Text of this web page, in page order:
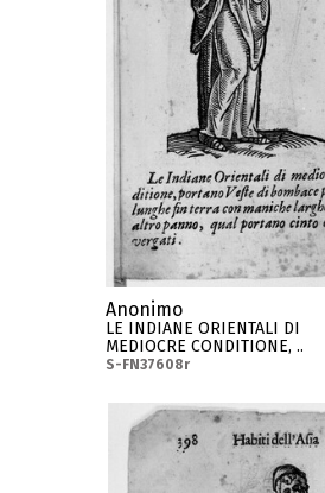
Anonimo
LE INDIANE ORIENTALI DI
MEDIOCRE CONDITIONE, ..
S-FN37608r